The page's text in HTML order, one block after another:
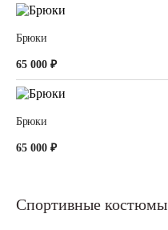
Брюки
65 000 ₽
Брюки
65 000 ₽
Спортивные костюмы